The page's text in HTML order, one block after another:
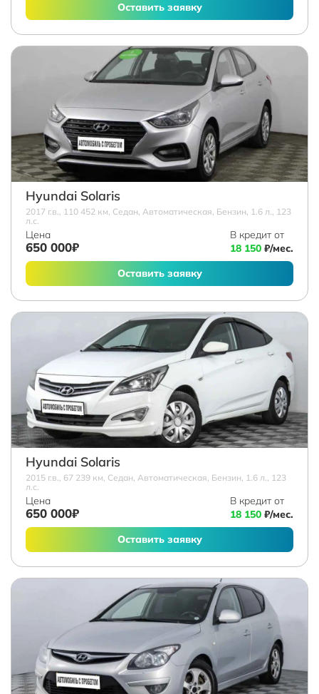
Оставить заявку
Hyundai Solaris
2017 г.в., 110 452 км, Седан, Автоматическая, Бензин, 1.6 л., 123
л.с.
Цена
650 000₽
В кредит от
18 150 ₽/мес.
Оставить заявку
Hyundai Solaris
2015 г.в., 67 239 км, Седан, Автоматическая, Бензин, 1.6 л., 123
л.с.
Цена
650 000₽
В кредит от
18 150 ₽/мес.
Оставить заявку